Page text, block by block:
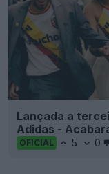
Lançada a
Adidas -
OFICIAL 5 0